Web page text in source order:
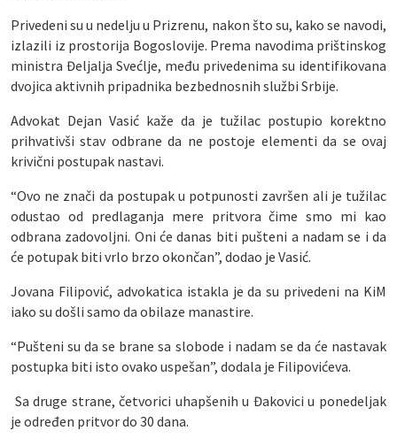
Privedeni su u nedelju u Prizrenu, nakon što su, kako se navodi,
izlazili iz prostorija Bogoslovije. Prema navodima prištinskog
ministra Đeljalja Svećlje, među privedenima su identifikovana
dvojica aktivnih pripadnika bezbednosnih službi Srbije.
Advokat Dejan Vasić kaže da je tužilac postupio korektno
prihvativši stav odbrane da ne postoje elementi da se ovaj
krivični postupak nastavi.
“Ovo ne znači da postupak u potpunosti završen ali je tužilac
odustao od predlaganja mere pritvora čime smo mi kao
odbrana zadovoljni. Oni će danas biti pušteni a nadam se i da
će potupak biti vrlo brzo okončan”, dodao je Vasić.
Jovana Filipović, advokatica istakla je da su privedeni na KiM
iako su došli samo da obilaze manastire.
“Pušteni su da se brane sa slobode i nadam se da će nastavak
postupka biti isto ovako uspešan”, dodala je Filipovićeva.
Sa druge strane, četvorici uhapšenih u Đakovici u ponedeljak
je određen pritvor do 30 dana.